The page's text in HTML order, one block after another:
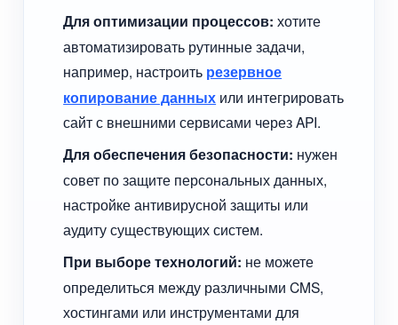
Для оптимизации процессов: хотите
автоматизировать рутинные задачи,
например, настроить резервное
копирование данных или интегрировать
сайт с внешними сервисами через API.
Для обеспечения безопасности: нужен
совет по защите персональных данных,
настройке антивирусной защиты или
аудиту существующих систем.
При выборе технологий: не можете
определиться между различными CMS,
хостингами или инструментами для